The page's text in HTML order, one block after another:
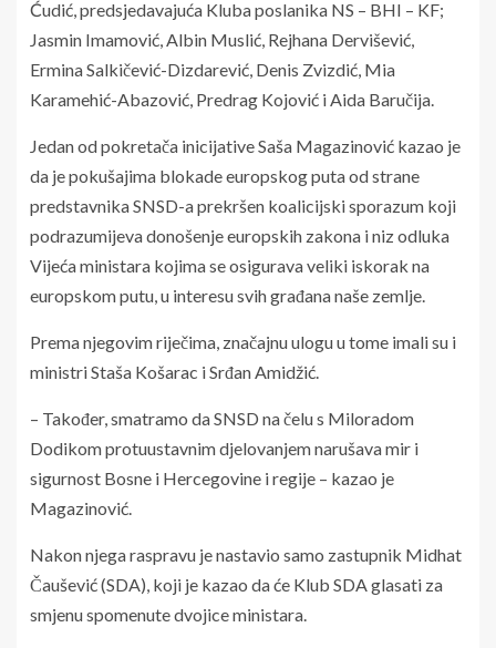
Ćudić, predsjedavajuća Kluba poslanika NS – BHI – KF;
Jasmin Imamović, Albin Muslić, Rejhana Dervišević,
Ermina Salkičević-Dizdarević, Denis Zvizdić, Mia
Karamehić-Abazović, Predrag Kojović i Aida Baručija.
Jedan od pokretača inicijative Saša Magazinović kazao je
da je pokušajima blokade europskog puta od strane
predstavnika SNSD-a prekršen koalicijski sporazum koji
podrazumijeva donošenje europskih zakona i niz odluka
Vijeća ministara kojima se osigurava veliki iskorak na
europskom putu, u interesu svih građana naše zemlje.
Prema njegovim riječima, značajnu ulogu u tome imali su i
ministri Staša Košarac i Srđan Amidžić.
– Također, smatramo da SNSD na čelu s Miloradom
Dodikom protuustavnim djelovanjem narušava mir i
sigurnost Bosne i Hercegovine i regije – kazao je
Magazinović.
Nakon njega raspravu je nastavio samo zastupnik Midhat
Čaušević (SDA), koji je kazao da će Klub SDA glasati za
smjenu spomenute dvojice ministara.